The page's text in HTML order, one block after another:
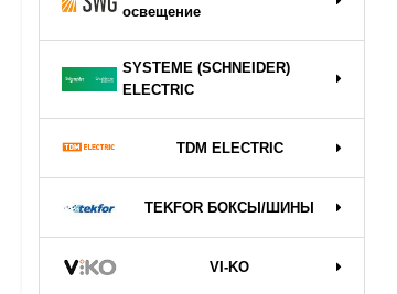
освещение
SYSTEME (SCHNEIDER)
ELECTRIC
TDM ELECTRIC
TEKFOR БОКСЫ/ШИНЫ
VI-KO